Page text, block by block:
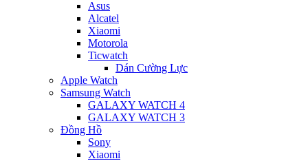
Asus
Alcatel
Xiaomi
Motorola
Ticwatch
Dán Cường Lực
Apple Watch
Samsung Watch
GALAXY WATCH 4
GALAXY WATCH 3
Đồng Hồ
Sony
Xiaomi